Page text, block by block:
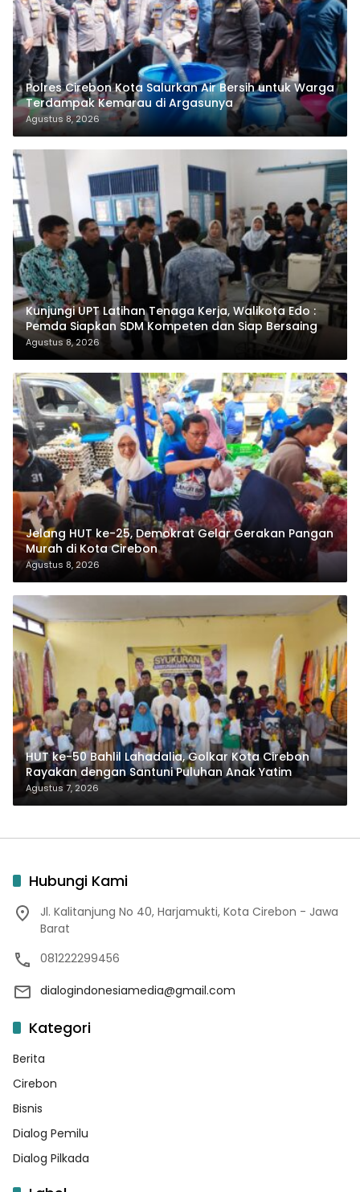
Polres Cirebon Kota Salurkan Air Bersih untuk Warga
Terdampak Kemarau di Argasunya
Agustus 8, 2026
Kunjungi UPT Latihan Tenaga Kerja, Walikota Edo :
Pemda Siapkan SDM Kompeten dan Siap Bersaing
Agustus 8, 2026
Jelang HUT ke-25, Demokrat Gelar Gerakan Pangan
Murah di Kota Cirebon
Agustus 8, 2026
HUT ke-50 Bahlil Lahadalia, Golkar Kota Cirebon
Rayakan dengan Santuni Puluhan Anak Yatim
Agustus 7, 2026
Hubungi Kami
Jl. Kalitanjung No 40, Harjamukti, Kota Cirebon - Jawa
Barat
081222299456
dialogindonesiamedia@gmail.com
Kategori
Berita
Cirebon
Bisnis
Dialog Pemilu
Dialog Pilkada